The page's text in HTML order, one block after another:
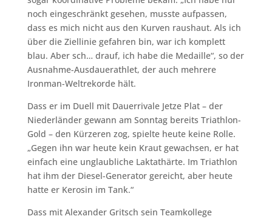
noch eingeschränkt gesehen, musste aufpassen,
dass es mich nicht aus den Kurven raushaut. Als ich
über die Ziellinie gefahren bin, war ich komplett
blau. Aber sch… drauf, ich habe die Medaille“, so der
Ausnahme-Ausdauerathlet, der auch mehrere
Ironman-Weltrekorde hält.
Dass er im Duell mit Dauerrivale Jetze Plat – der
Niederländer gewann am Sonntag bereits Triathlon-
Gold – den Kürzeren zog, spielte heute keine Rolle.
„Gegen ihn war heute kein Kraut gewachsen, er hat
einfach eine unglaubliche Laktathärte. Im Triathlon
hat ihm der Diesel-Generator gereicht, aber heute
hatte er Kerosin im Tank.“
Dass mit Alexander Gritsch sein Teamkollege